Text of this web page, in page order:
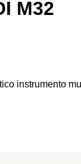
M32
instrumento